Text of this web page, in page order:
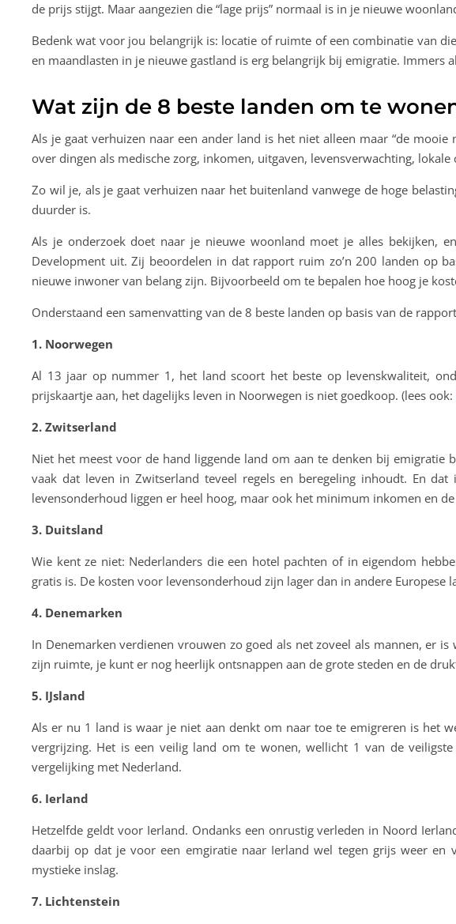
de prijs stijgt. Maar aangezien die “lage prijs” normaal is in je nieuwe
Bedenk wat voor jou belangrijk is: locatie of ruimte of een combinatie van
en maandlasten in je nieuwe gastland is erg belangrijk bij emigratie. Immers
Wat zijn de 8 beste landen om te
Als je gaat verhuizen naar een ander land is het niet alleen maar “de
over dingen als medische zorg, inkomen, uitgaven, levensverwachting,
Zo wil je, als je gaat verhuizen naar het buitenland vanwege de hoge
duurder is.
Als je onderzoek doet naar je nieuwe woonland moet je alles bekijken,
Development uit. Zij beoordelen in dat rapport ruim zo’n 200 landen op
nieuwe inwoner van belang zijn. Bijvoorbeeld om te bepalen hoe hoog je
Onderstaand een samenvatting van de 8 beste landen op basis van de
1. Noorwegen
Al 13 jaar op nummer 1, het land scoort het beste op levenskwaliteit,
prijskaartje aan, het dagelijks leven in Noorwegen is niet goedkoop. (lees ook:
2. Zwitserland
Niet het meest voor de hand liggende land om aan te denken bij emigratie
vaak dat leven in Zwitserland teveel regels en beregeling inhoudt. En
levensonderhoud liggen er heel hoog, maar ook het minimum inkomen en
3. Duitsland
Wie kent ze niet: Nederlanders die een hotel pachten of in eigendom
gratis is. De kosten voor levensonderhoud zijn lager dan in andere
4. Denemarken
In Denemarken verdienen vrouwen zo goed als net zoveel als mannen, er
zijn ruimte, je kunt er nog heerlijk ontsnappen aan de grote steden en de
5. IJsland
Als er nu 1 land is waar je niet aan denkt om naar toe te emigreren is het
vergrijzing. Het is een veilig land om te wonen, wellicht 1 van de
vergelijking met Nederland.
6. Ierland
Hetzelfde geldt voor Ierland. Ondanks een onrustig verleden in Noord
daarbij op dat je voor een emgiratie naar Ierland wel tegen grijs weer en
mystieke inslag.
7. Lichtenstein